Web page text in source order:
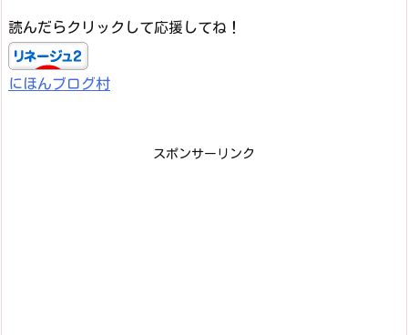
読んだらクリックして応援してね！
にほんブログ村
スポンサーリンク